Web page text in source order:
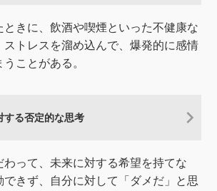
ときに、飲酒や喫煙といった不健康な
ストレスを溜め込んで、爆発的に感情
ことがある。
する否定的な思考
わって、未来に対する希望を持てな
できず、自分に対して「ダメだ」と思